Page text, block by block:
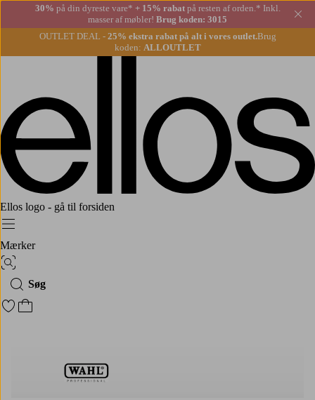
30% på din dyreste vare* + 15% rabatpå resten af orden.* Inkl.
masser af møbler! Brug koden: 3015
OUTLET DEAL - 25% ekstra rabat på alt i vores outlet.Brug
koden: ALLOUTLET
Ellos logo - gå til forsiden
Menu
Mærker
Billedsøgning
Søg
Gå til favoritmarkerede produkter
Gå til indkøbskurven